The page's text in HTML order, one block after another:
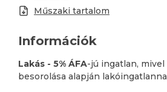
Műszaki tartalom
Információk
Lakás - 5% ÁFA-jú ingatlan,
besorolása alapján